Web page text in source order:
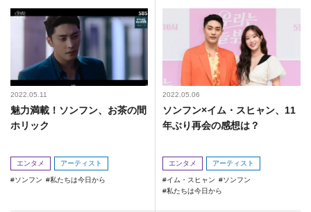
2022.05.11
魅力満載！ソンフン、お茶の間
ホリック
エンタメ アーティスト
ソンフン 私たちは今日から
2022.05.06
ソンフン×イム・スヒャン、11
年ぶり再会の感想は？
エンタメ アーティスト
イム・スヒャン
ソンフン
私たちは今日から